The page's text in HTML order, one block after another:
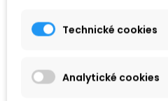
Technické cookies
Analytické cookies